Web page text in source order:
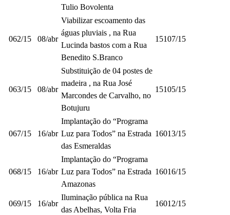
Tulio Bovolenta
062/15 08/abr
Viabilizar escoamento das
águas pluviais , na Rua
Lucinda bastos com a Rua
Benedito S.Branco
15107/15
063/15 08/abr
Substituição de 04 postes de
madeira , na Rua José
Marcondes de Carvalho, no
Botujuru
15105/15
067/15 16/abr
Implantação do “Programa
Luz para Todos” na Estrada
das Esmeraldas
16013/15
068/15 16/abr
Implantação do “Programa
Luz para Todos” na Estrada
Amazonas
16016/15
069/15 16/abr
Iluminação pública na Rua
das Abelhas, Volta Fria
16012/15